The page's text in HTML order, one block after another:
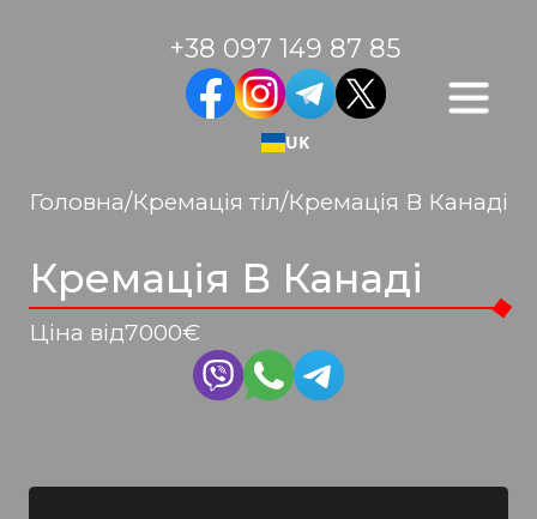
+38 097 149 87 85
UK
Головна/Кремація тіл/Кремація В Канаді
Кремація В Канаді
Ціна від7000€